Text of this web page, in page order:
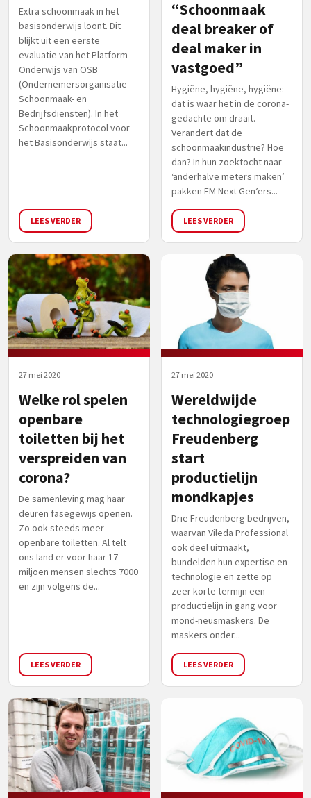
Extra schoonmaak in het
basisonderwijs loont. Dit
blijkt uit een eerste
evaluatie van het Platform
Onderwijs van OSB
(Ondernemersorganisatie
Schoonmaak- en
Bedrijfsdiensten). In het
Schoonmaakprotocol voor
het Basisonderwijs staat...
LEES VERDER
“Schoonmaak
deal breaker of
deal maker in
vastgoed”
Hygiëne, hygiëne, hygiëne:
dat is waar het in de corona-
gedachte om draait.
Verandert dat de
schoonmaakindustrie? Hoe
dan? In hun zoektocht naar
‘anderhalve meters maken’
pakken FM Next Gen’ers...
LEES VERDER
27 mei 2020
Welke rol spelen
openbare
toiletten bij het
verspreiden van
corona?
De samenleving mag haar
deuren fasegewijs openen.
Zo ook steeds meer
openbare toiletten. Al telt
ons land er voor haar 17
miljoen mensen slechts 7000
en zijn volgens de...
LEES VERDER
27 mei 2020
Wereldwijde
technologiegroep
Freudenberg
start
productielijn
mondkapjes
Drie Freudenberg bedrijven,
waarvan Vileda Professional
ook deel uitmaakt,
bundelden hun expertise en
technologie en zette op
zeer korte termijn een
productielijn in gang voor
mond-neusmaskers. De
maskers onder...
LEES VERDER